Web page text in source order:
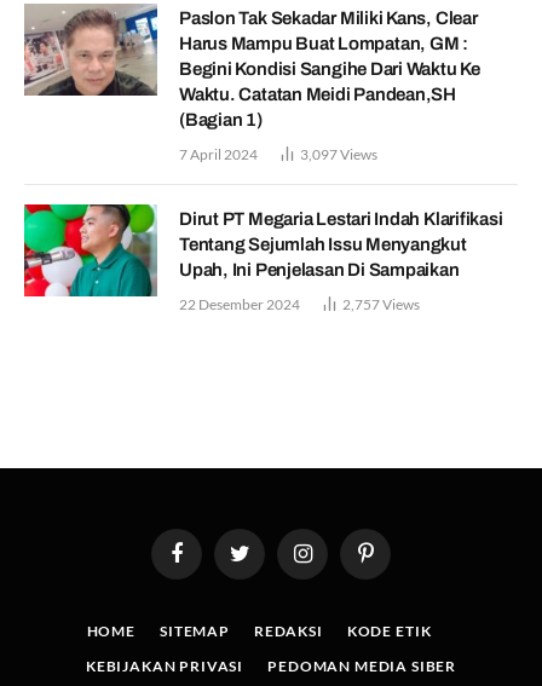
Paslon Tak Sekadar Miliki Kans, Clear
Harus Mampu Buat Lompatan, GM :
Begini Kondisi Sangihe Dari Waktu Ke
Waktu. Catatan Meidi Pandean,SH
(Bagian 1)
7 April 2024 3,097Views
Dirut PT Megaria Lestari Indah Klarifikasi
Tentang Sejumlah Issu Menyangkut
Upah, Ini Penjelasan Di Sampaikan
22 Desember 2024 2,757Views
FacebookTwitter InstagramPinterest
HOME SITEMAP REDAKSI
KODE ETIK
KEBIJAKAN PRIVASI
PEDOMAN MEDIA SIBER